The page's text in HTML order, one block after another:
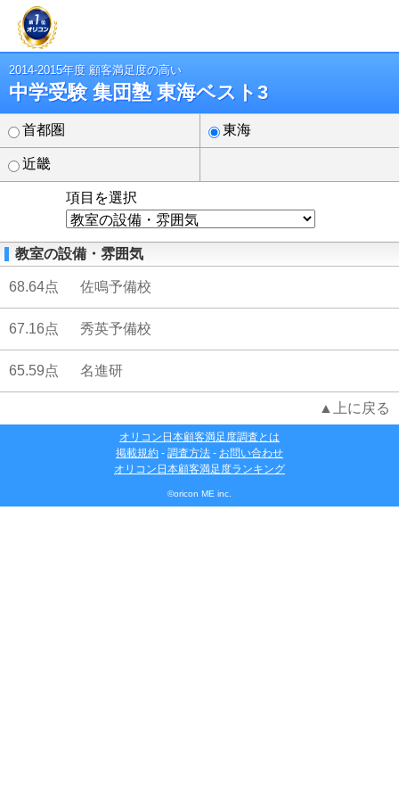
2014-2015年度 顧客満足度の高い
中学受験 集団塾 東海ベスト3
首都圏 東海
近畿
項目を選択
教室の設備・雰囲気
68.64点 佐鳴予備校
67.16点 秀英予備校
65.59点 名進研
▲上に戻る
オリコン日本顧客満足度調査とは
掲載規約 - 調査方法 - お問い合わせ
オリコン日本顧客満足度ランキング
©oricon ME inc.